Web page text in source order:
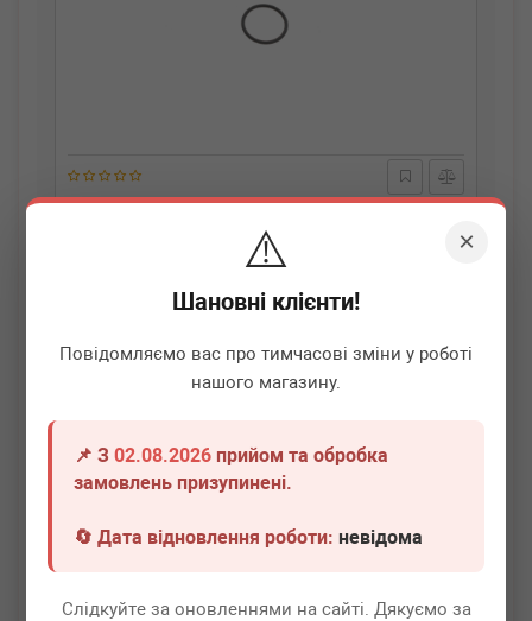
×
⚠️
Шановні клієнти!
Повідомляємо вас про тимчасові зміни у роботі
нашого магазину.
📌 З02.08.2026 прийом та обробка
замовлень призупинені.
🔄 Дата відновлення роботи:невідома
Слідкуйте за оновленнями на сайті. Дякуємо за
BMW 11537545278
Прокладка системи охолодження ущільнююча BMW
X5 (E70/F15/F85) 06-18 N52/N54/N51(29x2.9)
Термін 1 дн.
280
В кошик